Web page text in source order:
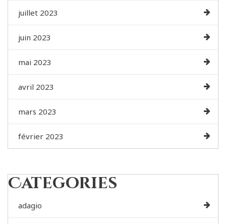
juillet 2023
juin 2023
mai 2023
avril 2023
mars 2023
février 2023
Categories
adagio